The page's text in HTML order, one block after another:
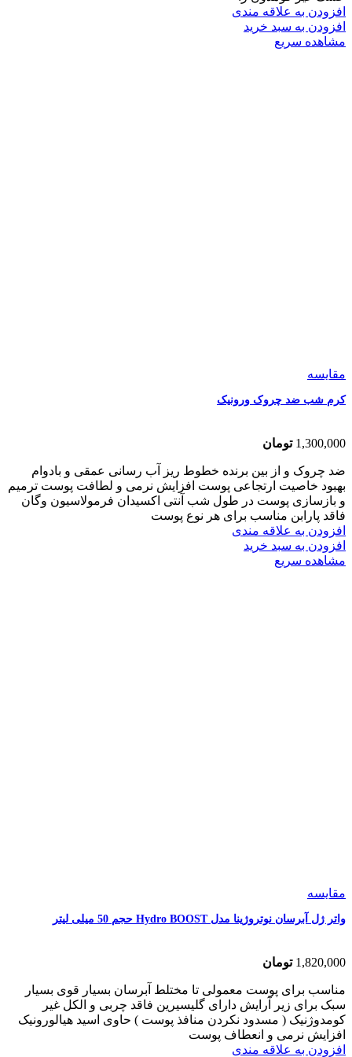
افزودن به علاقه مندی
افزودن به سبد خرید
مشاهده سریع
مقایسه
کرم شب ضد چروک ورونیک
1,300,000 تومان
ضد چروک و از بین برنده خطوط ریز آب رسانی عمقی و بادوام
بهبود خاصیت ارتجاعی پوست افزایش نرمی و لطافت پوست ترمیم
و بازسازی پوست در طول شب آنتی اکسیدان فرمولاسیون وگان
فاقد پارابن مناسب برای هر نوع پوست
افزودن به علاقه مندی
افزودن به سبد خرید
مشاهده سریع
مقایسه
واتر ژل آبرسان نوتروژینا مدل Hydro BOOST حجم 50 میلی لیتر
1,820,000 تومان
مناسب برای پوست معمولی تا مختلط آبرسان بسیار قوی بسیار
سبک برای زیر آرایش دارای گلیسیرین فاقد چربی و الکل غیر
کومدوژنیک ( مسدود نکردن منافذ پوست ) حاوی اسید هیالورونیک
افزایش نرمی و انعطاف پوست
افزودن به علاقه مندی